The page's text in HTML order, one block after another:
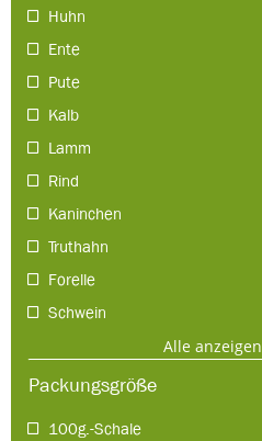
Huhn
Ente
Pute
Kalb
Lamm
Rind
Kaninchen
Truthahn
Forelle
Schwein
Alle anzeigen
Packungsgröße
100g.-Schale